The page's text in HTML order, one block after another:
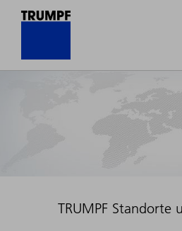
TRUMPF Standorte